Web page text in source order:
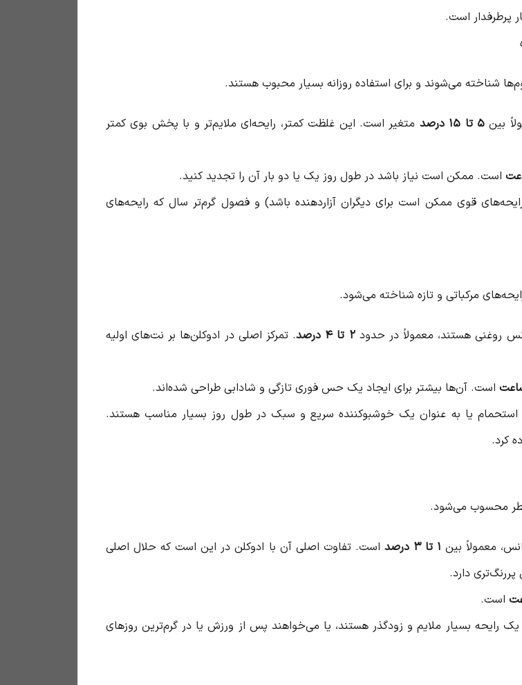
پرطرفدار است.
شناخته می‌شوند و برای استفاده روزانه بسیار محبوب هستند.
بین ۵ تا ۱۵ درصد
متغیر است. این غلظت کمتر، رایحه‌ای ملایم‌تر و با پخش بوی کمتر
است. ممکن است نیاز باشد در طول روز یک یا دو بار آن را تجدید کنید.
قوی ممکن است برای دیگران آزاردهنده باشد) و فصول گرم‌تر سال که رایحه‌های
مرکباتی و تازه شناخته می‌شود.
روغنی هستند، معمولاً در حدود۲ تا ۴ درصد
. تمرکز اصلی در ادوکلن‌ها بر نت‌های اولیه
است. آن‌ها بیشتر برای ایجاد یک حس فوری تازگی و شادابی طراحی شده‌اند.
استحمام یا به عنوان یک خوشبوکننده سریع و سبک در طول روز بسیار مناسب هستند.
کرد.
عطر محسوب می‌شود.
معمولاً بین ۱ تا ۳ درصد
است. تفاوت اصلی آن با ادوکلن در این است که حلال اصلی
دارد.
است.
رایحه بسیار ملایم و زودگذر هستند، یا می‌خواهند پس از ورزش یا در گرم‌ترین روزهای